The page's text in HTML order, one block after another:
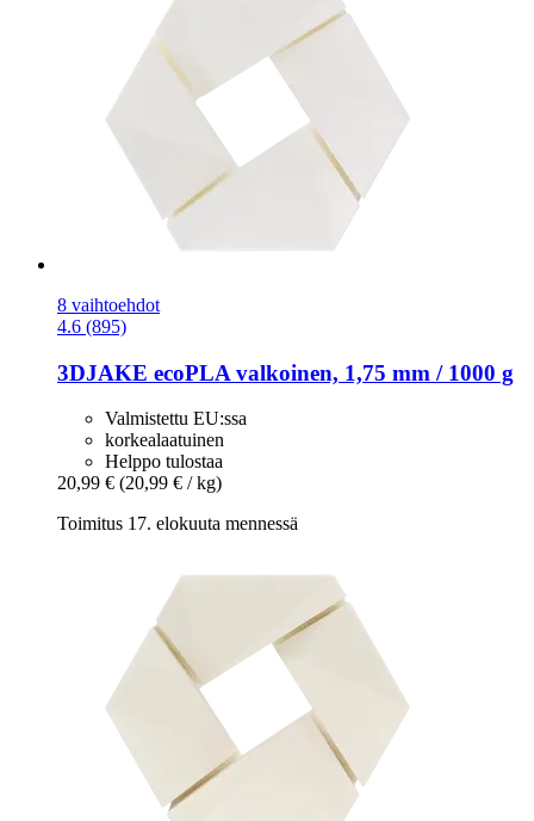
8 vaihtoehdot
4.6 (895)
3DJAKE ecoPLA valkoinen, 1,75 mm / 1000 g
Valmistettu EU:ssa
korkealaatuinen
Helppo tulostaa
20,99 € (20,99 € / kg)
Toimitus 17. elokuuta mennessä